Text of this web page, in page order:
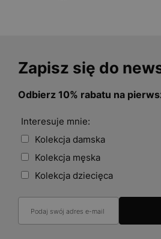
Zapisz się do
Odbierz 10% rabatu na
Interesuje mnie:
Kolekcja damska
Kolekcja męska
Kolekcja dziecięca